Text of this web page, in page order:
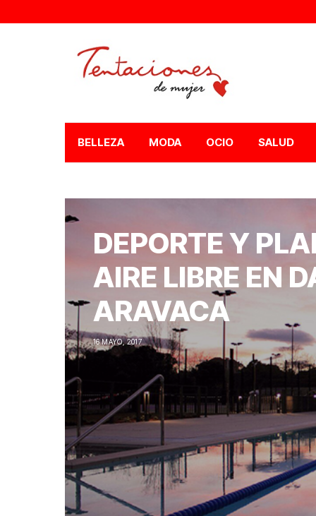
BELLEZA MODA OCIO SALUD
DEPORTE Y
AIRE LIBRE EN
ARAVACA
16 MAYO, 2017